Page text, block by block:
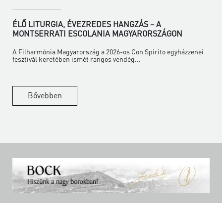
ÉLŐ LITURGIA, ÉVEZREDES HANGZÁS – A
MONTSERRATI ESCOLANIA MAGYARORSZÁGON
A Filharmónia Magyarország a 2026-os Con Spirito egyházzenei
fesztivál keretében ismét rangos vendég...
Bővebben